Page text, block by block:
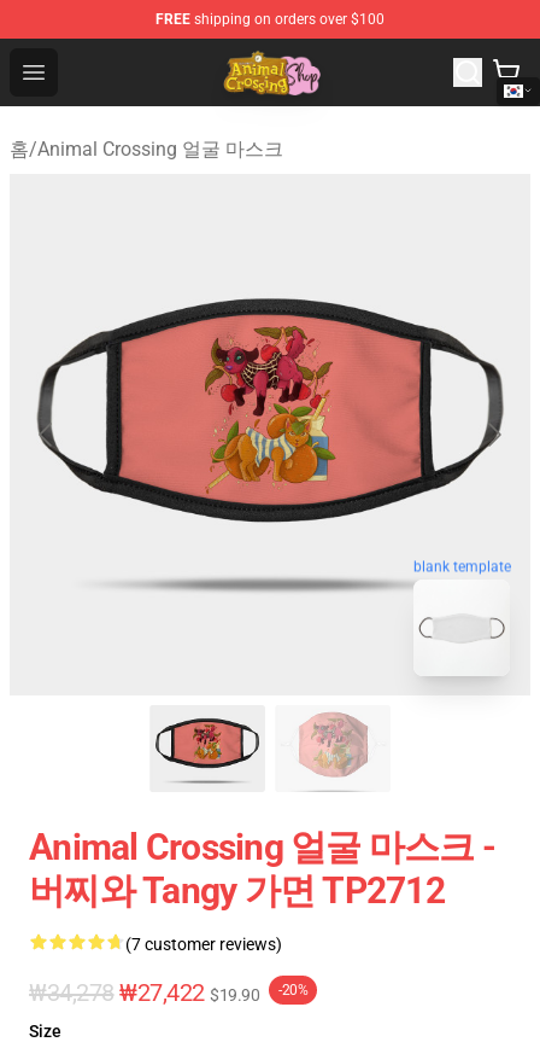
FREE shipping on orders over $100
Open menu
Animal Crossing Shop - Official Animal Crossing
홈/Animal Crossing 얼굴 마스크
blank template
Animal Crossing 얼굴 마스크 -
버찌와 Tangy 가면 TP2712
(7 customer reviews)
₩34,278₩27,422 $19.90 -20%
Size